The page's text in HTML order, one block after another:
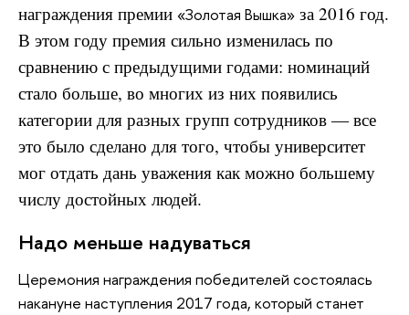
награждения премии «Золотая Вышка» за 2016 год.
В этом году премия сильно изменилась по
сравнению с предыдущими годами: номинаций
стало больше, во многих из них появились
категории для разных групп сотрудников — все
это было сделано для того, чтобы университет
мог отдать дань уважения как можно большему
числу достойных людей.
Надо меньше надуваться
Церемония награждения победителей состоялась
накануне наступления 2017 года, который станет